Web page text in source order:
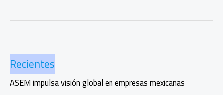
temprana
que
salva
vidas
Recientes
ASEM impulsa visión global en empresas mexicanas